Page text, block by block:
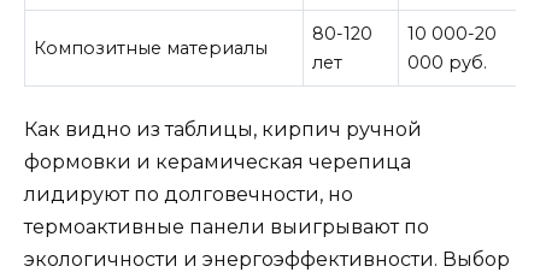
Композитные материалы
80-120
лет
10 000-20
000 руб.
Как видно из таблицы, кирпич ручной
формовки и керамическая черепица
лидируют по долговечности, но
термоактивные панели выигрывают по
экологичности и энергоэффективности. Выбор